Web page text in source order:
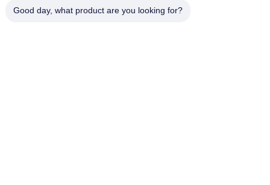
Good day, what product are you looking for?